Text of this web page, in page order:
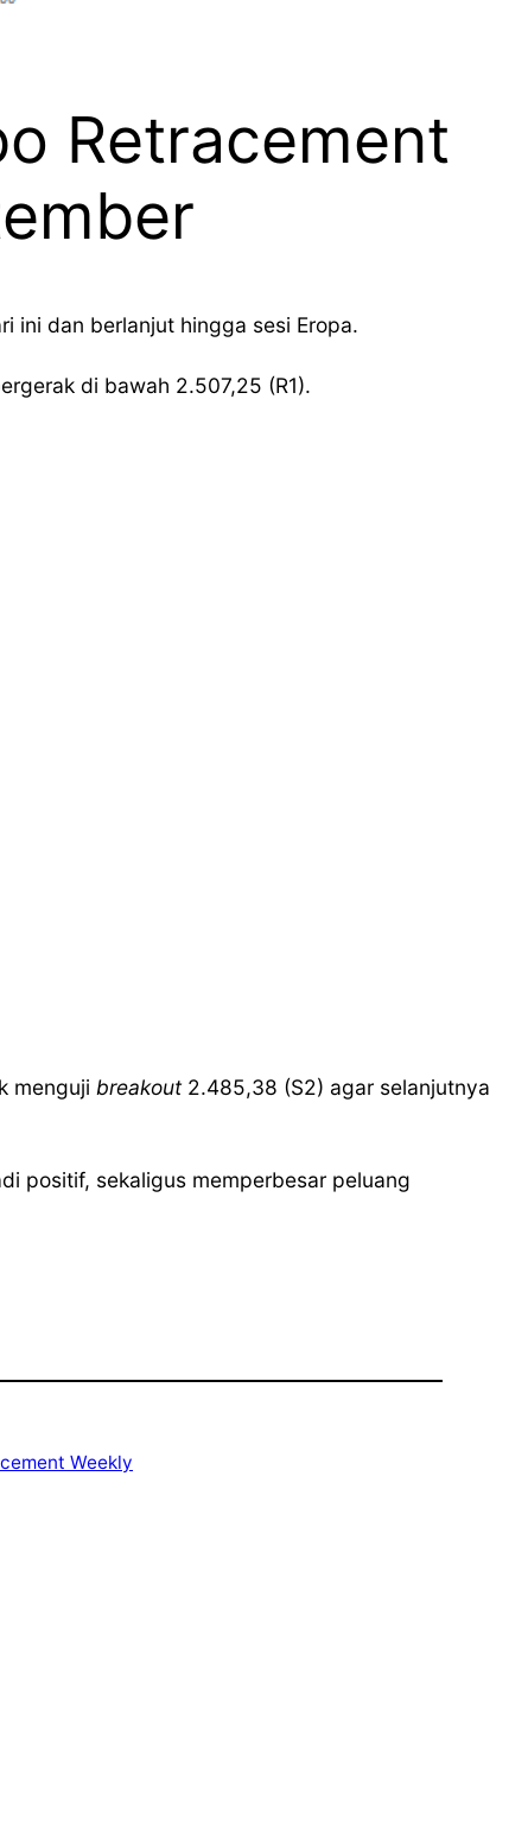
Retracement
ini dan berlanjut hingga sesi Eropa.
di bawah 2.507,25 (R1).
menguji breakout 2.485,38 (S2) agar selanjutnya
positif, sekaligus memperbesar peluang
Weekly